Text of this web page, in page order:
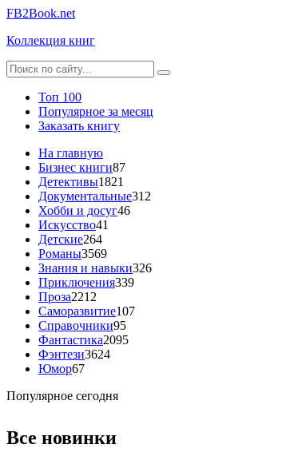
FB2Book.net
Коллекция книг
Топ 100
Популярное за месяц
Заказать книгу
На главную
Бизнес книги87
Детективы1821
Документальные312
Хобби и досуг46
Искусство41
Детские264
Романы3569
Знания и навыки326
Приключения339
Проза2212
Саморазвитие107
Справочники95
Фантастика2095
Фэнтези3624
Юмор67
Популярное сегодня
Все новинки